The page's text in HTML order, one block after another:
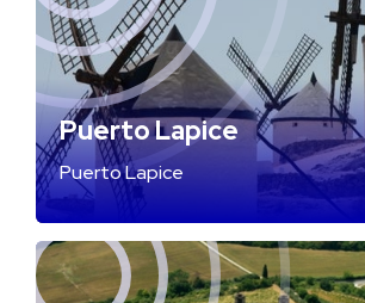
Puerto Lapice
Puerto Lapice